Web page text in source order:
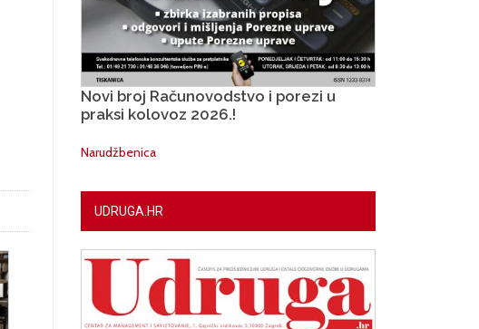
Novi broj Računovodstvo i porezi u
praksi kolovoz 2026.!
Narudžbenica
UDRUGA.HR